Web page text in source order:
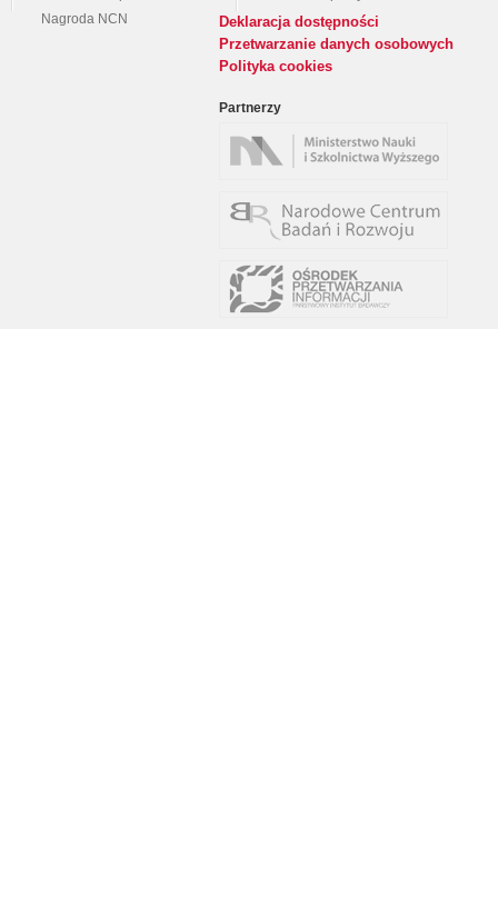
Nagroda NCN
Deklaracja dostępności
Przetwarzanie danych osobowych
Polityka cookies
Partnerzy